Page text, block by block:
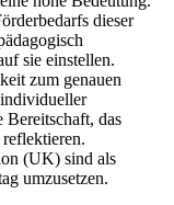
dieser
sie einstellen.
zum genauen
das
(UK) sind als
umzusetzen.